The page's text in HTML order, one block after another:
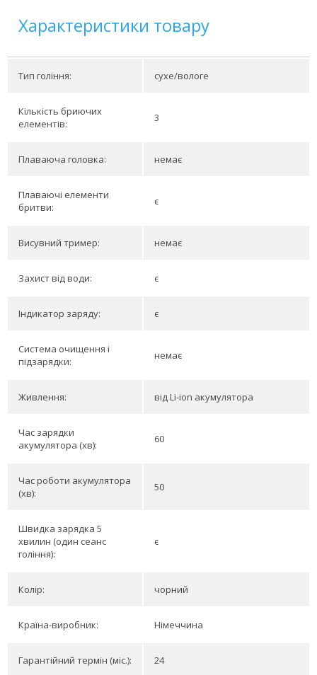
Характеристики товару
Тип гоління: сухе/вологе
Кількість бриючих
елементів:
3
Плаваюча головка: немає
Плаваючі елементи
бритви:
є
Висувний тример: немає
Захист від води: є
Індикатор заряду: є
Система очищення і
підзарядки:
немає
Живлення: від Li-ion акумулятора
Час зарядки
акумулятора (хв):
60
Час роботи акумулятора
(хв):
50
Швидка зарядка 5
хвилин (один сеанс
гоління):
є
Колір: чорний
Країна-виробник: Німеччина
Гарантійний термін (міс.): 24